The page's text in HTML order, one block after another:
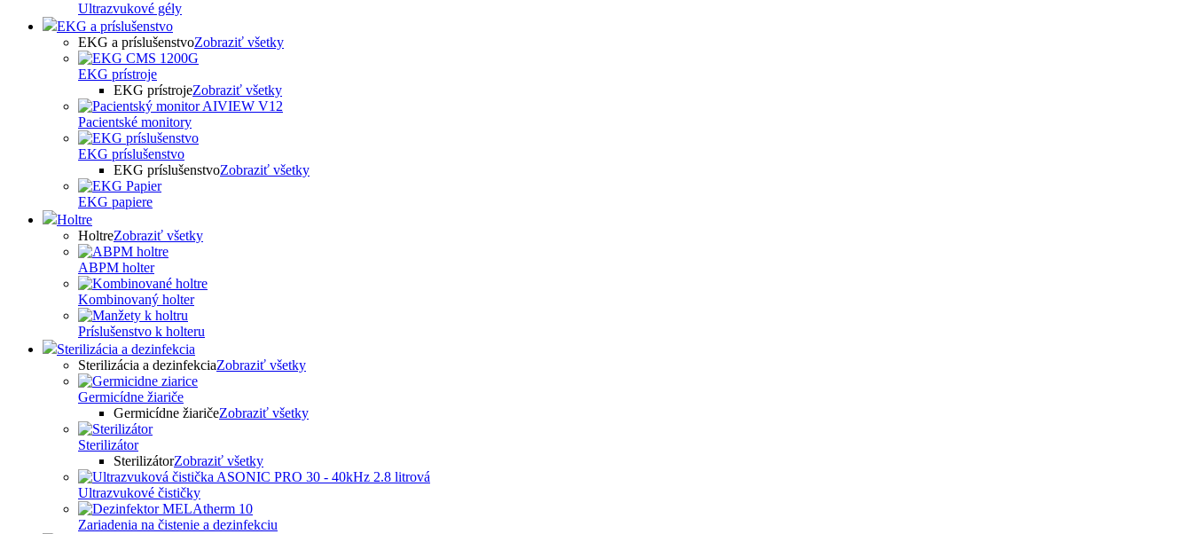
Ultrazvukové gély
EKG a príslušenstvo
EKG a príslušenstvoZobraziť všetky
EKG prístroje
EKG prístrojeZobraziť všetky
Pacientské monitory
EKG príslušenstvo
EKG príslušenstvoZobraziť všetky
EKG papiere
Holtre
HoltreZobraziť všetky
ABPM holter
Kombinovaný holter
Príslušenstvo k holteru
Sterilizácia a dezinfekcia
Sterilizácia a dezinfekciaZobraziť všetky
Germicídne žiariče
Germicídne žiaričeZobraziť všetky
Sterilizátor
SterilizátorZobraziť všetky
Ultrazvukové čističky
Zariadenia na čistenie a dezinfekciu